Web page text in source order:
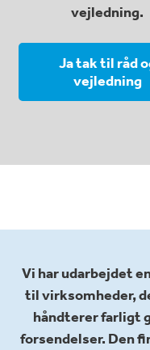
vejledning.
Ja tak til råd
vejledning
Vi har udarbejdet
til virksomheder,
håndterer farligt
forsendelser. Den